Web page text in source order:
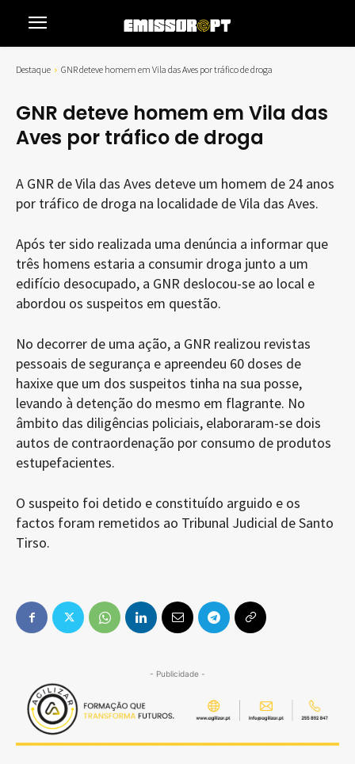
Destaque GNR deteve homem em Vila das Aves por tráfico de droga
GNR deteve homem em Vila das
Aves por tráfico de droga
A GNR de Vila das Aves deteve um homem de 24 anos
por tráfico de droga na localidade de Vila das Aves.
Após ter sido realizada uma denúncia a informar que
três homens estaria a consumir droga junto a um
edifício desocupado, a GNR deslocou-se ao local e
abordou os suspeitos em questão.
No decorrer de uma ação, a GNR realizou revistas
pessoais de segurança e apreendeu 60 doses de
haxixe que um dos suspeitos tinha na sua posse,
levando à detenção do mesmo em flagrante. No
âmbito das diligências policiais, elaboraram-se dois
autos de contraordenação por consumo de produtos
estupefacientes.
O suspeito foi detido e constituído arguido e os
factos foram remetidos ao Tribunal Judicial de Santo
Tirso.
- Publicidade -